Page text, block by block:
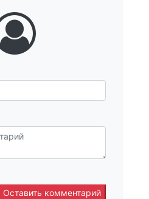
Оставить комментарий